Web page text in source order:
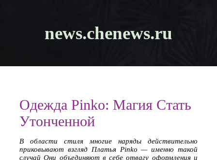
news.chenews.ru
Одежда Pinko: Магия Стать
Утонченной
В области стиля многие наряды действительно
приковывают взгляд Платья Pinko — именно такой
случай Они объединяют в себе отвагу оформления и